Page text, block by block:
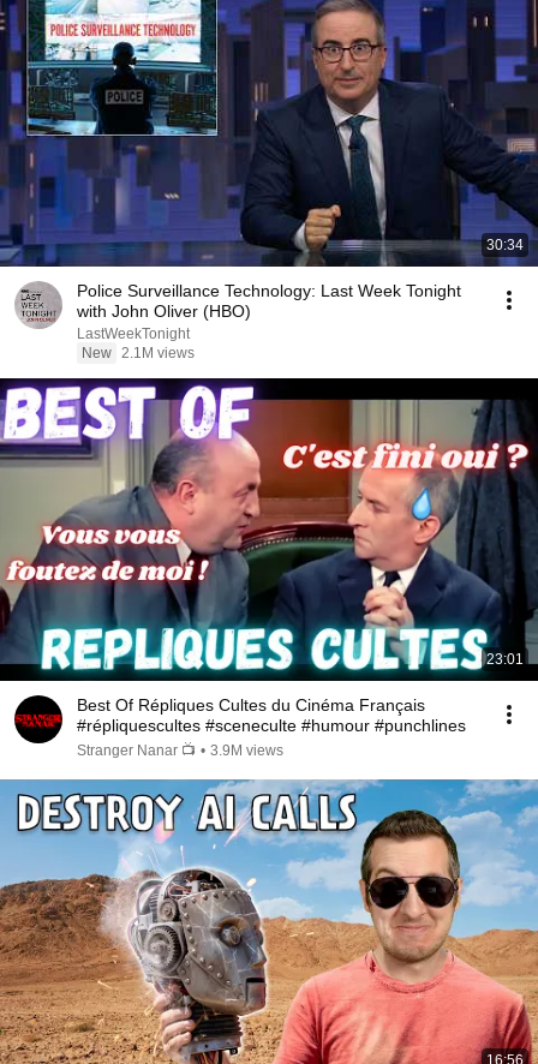
30:34
Police Surveillance Technology: Last Week Tonight
with John Oliver (HBO)
LastWeekTonight
New 2.1M views
23:01
Best Of Répliques Cultes du Cinéma Français
#répliquescultes #sceneculte #humour #punchlines
Stranger Nanar 📺 • 3.9M views
16:56